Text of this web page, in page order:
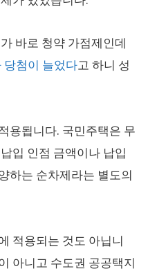
바로 청약 가점제인데
당첨이 늘었다고 하니 성
용됩니다. 국민주택은 무
입 인점 금액이나 납입
하는 순차제라는 별도의
적용되는 것도 아닙니
아니고 수도권 공공택지